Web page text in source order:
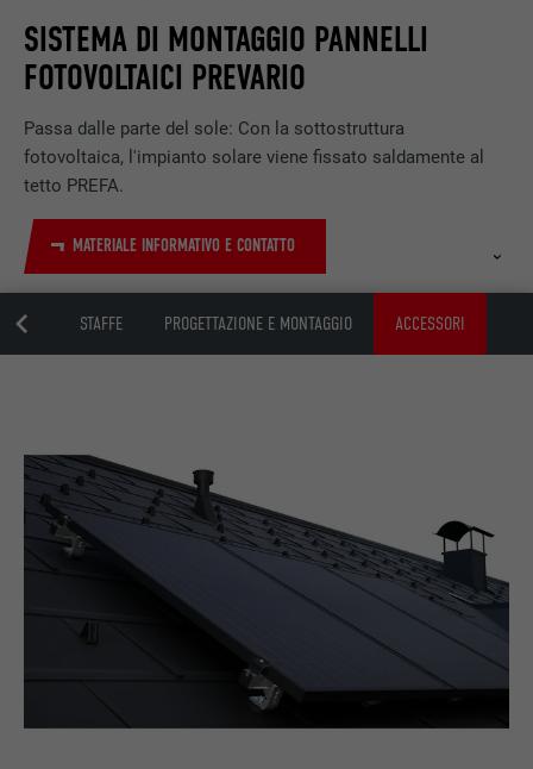
SISTEMA DI MONTAGGIO PANNELLI
FOTOVOLTAICI PREVARIO
Passa dalle parte del sole: Con la sottostruttura
fotovoltaica, l'impianto solare viene fissato saldamente al
tetto PREFA.
MATERIALE INFORMATIVO E CONTATTO
STAFFE PROGETTAZIONE E MONTAGGIO ACCESSORI